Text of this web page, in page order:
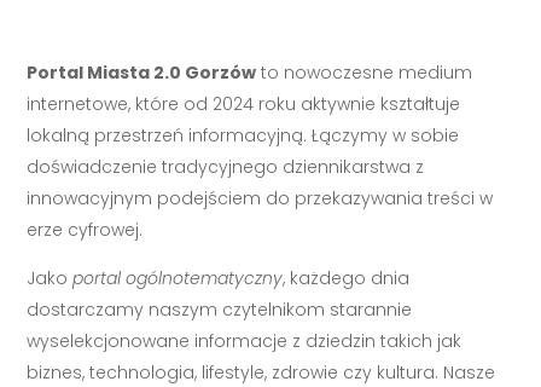
Portal Miasta 2.0 Gorzów to nowoczesne medium
internetowe, które od 2024 roku aktywnie kształtuje
lokalną przestrzeń informacyjną. Łączymy w sobie
doświadczenie tradycyjnego dziennikarstwa z
innowacyjnym podejściem do przekazywania treści w
erze cyfrowej.
Jakoportal ogólnotematyczny, każdego dnia
dostarczamy naszym czytelnikom starannie
wyselekcjonowane informacje z dziedzin takich jak
biznes, technologia, lifestyle, zdrowie czy kultura. Nasze